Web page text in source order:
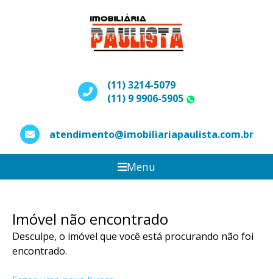
(11) 3214-5079
(11) 9 9906-5905
atendimento@imobiliariapaulista.com.br
Menu
Imóvel não encontrado
Desculpe, o imóvel que você está procurando não foi
encontrado.